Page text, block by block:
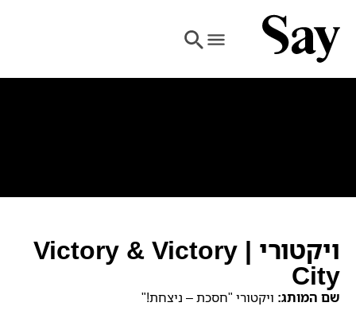
ויקטורי | Victory & Victory
City
שם המותג: ויקטורי "חסכת – ניצחת!"